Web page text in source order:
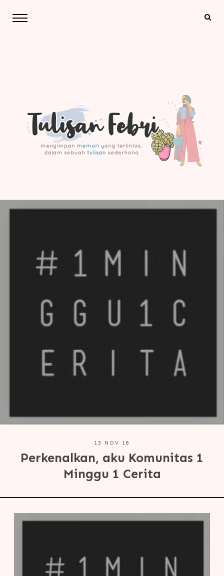
13 NOV 16
Perkenalkan, aku Komunitas 1
Minggu 1 Cerita